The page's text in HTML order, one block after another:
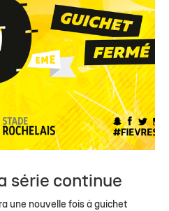
série continue
une nouvelle fois à guichet